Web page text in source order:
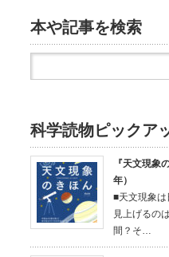
本や記事を検索
科学読物ピックア
『天文現
年）
■天文現象
見上げるの
間？そ…